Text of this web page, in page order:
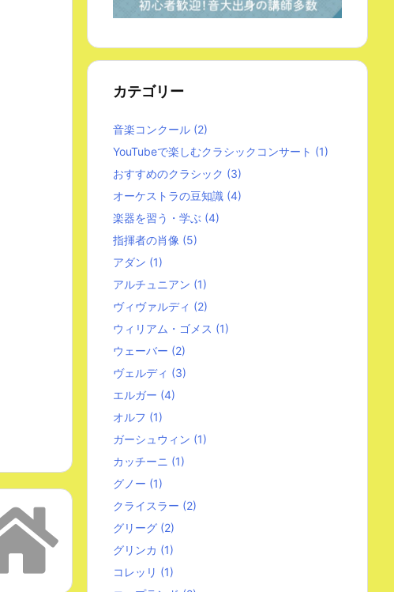
カテゴリー
音楽コンクール (2)
YouTubeで楽しむクラシックコンサート (1)
おすすめのクラシック (3)
オーケストラの豆知識 (4)
楽器を習う・学ぶ (4)
指揮者の肖像 (5)
アダン (1)
アルチュニアン (1)
ヴィヴァルディ (2)
ウィリアム・ゴメス (1)
ウェーバー (2)
ヴェルディ (3)
エルガー (4)
オルフ (1)
ガーシュウィン (1)
カッチーニ (1)
グノー (1)
クライスラー (2)
グリーグ (2)
グリンカ (1)
コレッリ (1)